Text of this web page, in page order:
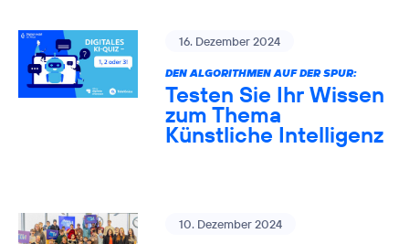
16. Dezember 2024
DEN ALGORITHMEN AUF DER SPUR:
Testen Sie Ihr Wissen
zum Thema
Künstliche Intelligenz
10. Dezember 2024